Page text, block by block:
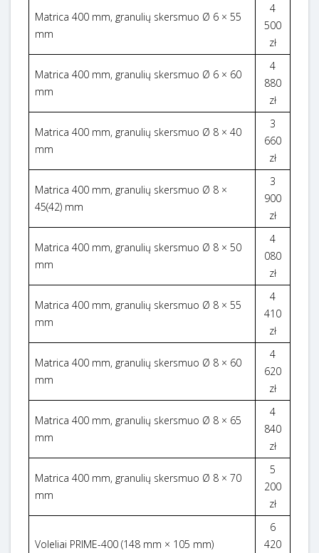
Matrica 400 mm, granulių skersmuo Ø 6 × 55
mm
4
500
zł
Matrica 400 mm, granulių skersmuo Ø 6 × 60
mm
4
880
zł
Matrica 400 mm, granulių skersmuo Ø 8 × 40
mm
3
660
zł
Matrica 400 mm, granulių skersmuo Ø 8 ×
45(42) mm
3
900
zł
Matrica 400 mm, granulių skersmuo Ø 8 × 50
mm
4
080
zł
Matrica 400 mm, granulių skersmuo Ø 8 × 55
mm
4
410
zł
Matrica 400 mm, granulių skersmuo Ø 8 × 60
mm
4
620
zł
Matrica 400 mm, granulių skersmuo Ø 8 × 65
mm
4
840
zł
Matrica 400 mm, granulių skersmuo Ø 8 × 70
mm
5
200
zł
Voleliai PRIME-400 (148 mm × 105 mm)
6
420